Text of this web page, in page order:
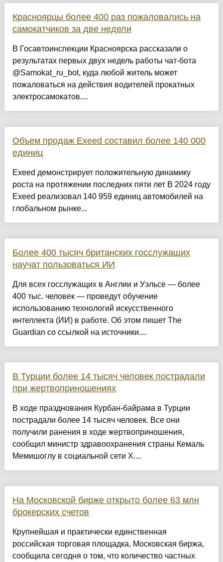
Красноярцы более 400 раз пожаловались на
самокатчиков за две недели
В Госавтоинспекции Красноярска рассказали о
результатах первых двух недель работы чат-бота
@Samokat_ru_bot, куда любой житель может
пожаловаться на действия водителей прокатных
электросамокатов....
Объем продаж Exeed составил более 140 000
единиц
Exeed демонстрирует положительную динамику
роста на протяжении последних пяти лет В 2024 году
Exeed реализовал 140 959 единиц автомобилей на
глобальном рынке...
Более 400 тысяч британских госслужащих
научат пользоваться ИИ
Для всех госслужащих в Англии и Уэльсе — более
400 тыс. человек — проведут обучение
использованию технологий искусственного
интеллекта (ИИ) в работе. Об этом пишет The
Guardian со ссылкой на источники....
В Турции более 14 тысяч человек пострадали
при жертвоприношениях
В ходе празднования Курбан-байрама в Турции
пострадали более 14 тысяч человек. Все они
получили ранения в ходе жертвоприношения,
сообщил министр здравоохранения страны Кемаль
Мемишоглу в социальной сети X....
На Московской бирже открыто более 63 млн
брокерских счетов
Крупнейшая и практически единственная
российская торговая площадка, Московская биржа,
сообщила сегодня о том, что количество частных